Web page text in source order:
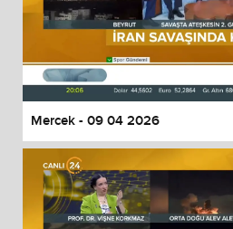
Mercek - 09 04 2026